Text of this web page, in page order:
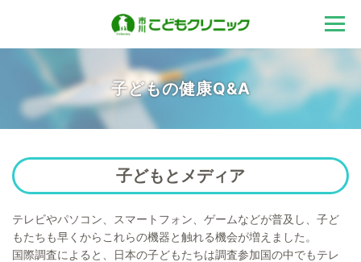
千葉県松戸市の小
児科 市川こどもク
リニック
子どもの健康Q&A
子どもとメディア
テレビやパソコン、スマートフォン、ゲームなどが普及し、子ど
もたちも早くからこれらの機器と触れる機会が増えました。
国際調査によると、日本の子どもたちは調査参加国の中でもテレ